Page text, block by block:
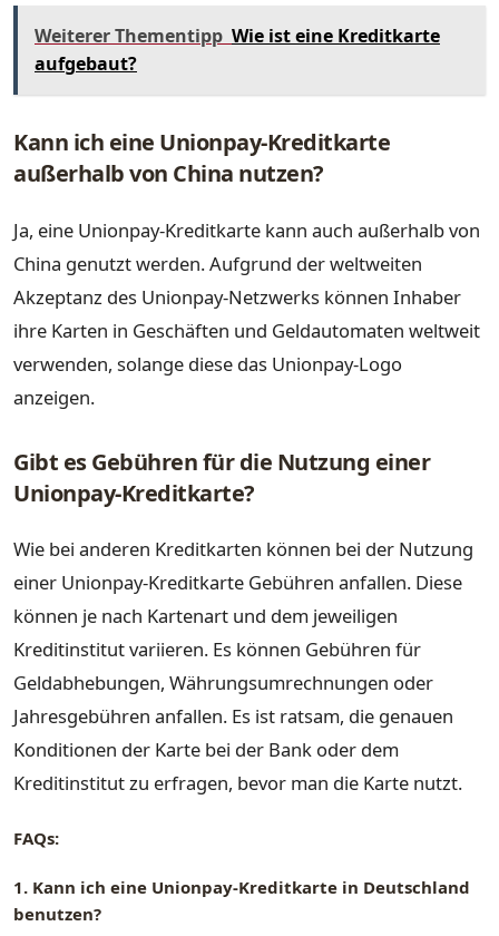
Weiterer Thementipp Wie ist eine Kreditkarte
aufgebaut?
Kann ich eine Unionpay-Kreditkarte
außerhalb von China nutzen?
Ja, eine Unionpay-Kreditkarte kann auch außerhalb von
China genutzt werden. Aufgrund der weltweiten
Akzeptanz des Unionpay-Netzwerks können Inhaber
ihre Karten in Geschäften und Geldautomaten weltweit
verwenden, solange diese das Unionpay-Logo
anzeigen.
Gibt es Gebühren für die Nutzung einer
Unionpay-Kreditkarte?
Wie bei anderen Kreditkarten können bei der Nutzung
einer Unionpay-Kreditkarte Gebühren anfallen. Diese
können je nach Kartenart und dem jeweiligen
Kreditinstitut variieren. Es können Gebühren für
Geldabhebungen, Währungsumrechnungen oder
Jahresgebühren anfallen. Es ist ratsam, die genauen
Konditionen der Karte bei der Bank oder dem
Kreditinstitut zu erfragen, bevor man die Karte nutzt.
FAQs:
1. Kann ich eine Unionpay-Kreditkarte in Deutschland
benutzen?